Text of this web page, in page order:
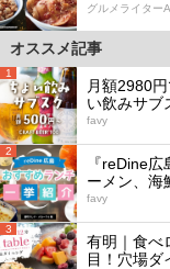
グルメライター
オススメ記事
1
月額2980
い飲みサブ
favy
2
『reDine
ーメン、海
favy
3
有明｜食べ
目！穴場ダ